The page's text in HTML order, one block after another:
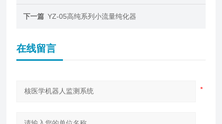
下一篇 YZ-05高纯系列小流量纯化器
在线留言